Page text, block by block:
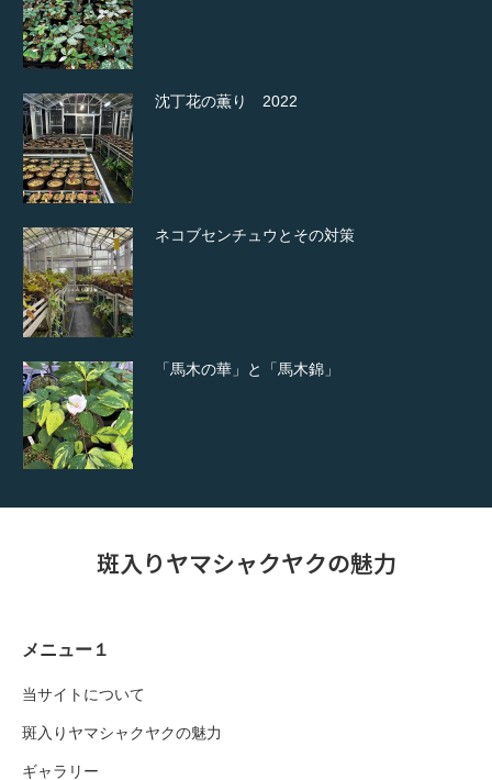
沈丁花の薫り 2022
ネコブセンチュウとその対策
「馬木の華」と「馬木錦」
斑入りヤマシャクヤクの魅力
メニュー１
当サイトについて
斑入りヤマシャクヤクの魅力
ギャラリー